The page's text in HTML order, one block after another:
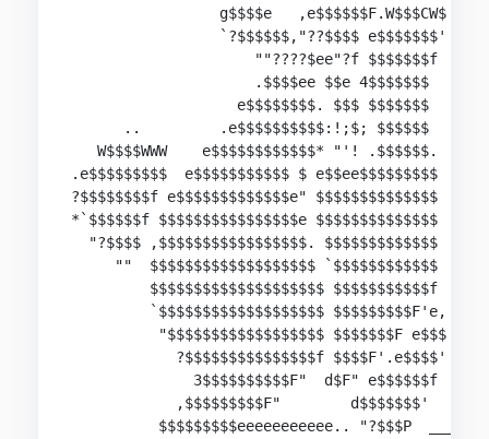
                 g$$$$e   ,e$$$$$$F.W$$$CW$
                 `?$$$$$$,"??$$$$ e$$$$$$$'
                     ""????$ee"?f $$$$$$$f
                     .$$$$ee $$e 4$$$$$$$
                   e$$$$$$$$. $$$ $$$$$$$
      ..         .e$$$$$$$$$$:!;$; $$$$$$
   W$$$$WWW    e$$$$$$$$$$$$* "'! .$$$$$$.
.e$$$$$$$$$  e$$$$$$$$$$$ $ e$$ee$$$$$$$$$
?$$$$$$$$f e$$$$$$$$$$$$$e" $$$$$$$$$$$$$$
*`$$$$$$f $$$$$$$$$$$$$$$$e $$$$$$$$$$$$$$
  "?$$$$ ,$$$$$$$$$$$$$$$$$. $$$$$$$$$$$$$
     ""  $$$$$$$$$$$$$$$$$$$ `$$$$$$$$$$$$
         $$$$$$$$$$$$$$$$$$$$ $$$$$$$$$$$f
         `$$$$$$$$$$$$$$$$$$$ $$$$$$$$$F'e,
          "$$$$$$$$$$$$$$$$$$ $$$$$$$F e$$$
            ?$$$$$$$$$$$$$$$f $$$$F'.e$$$$'
              3$$$$$$$$$$F"  d$F" e$$$$$$f
            ,$$$$$$$$$F"        d$$$$$$$'
$$$$$$$$$eeeeeeeeeee.. "?$$$P